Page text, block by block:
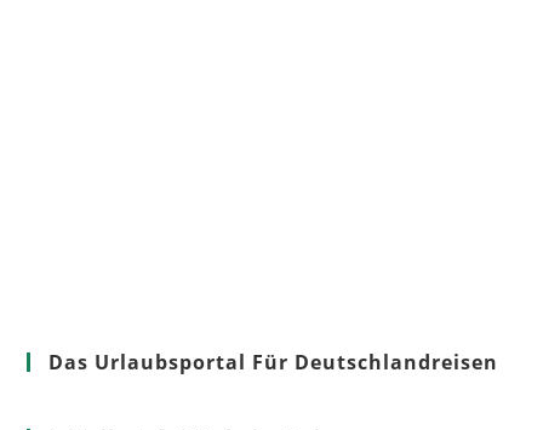
Das Urlaubsportal Für Deutschlandreisen